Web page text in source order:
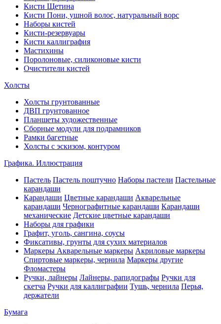
Кисти Щетина
Кисти Пони, ушной волос, натуральный ворс
Наборы кистей
Кисти-резервуары
Кисти каллиграфия
Мастихины
Поролоновые, силиконовые кисти
Очистители кистей
Холсты
Холсты грунтованные
ДВП грунтованное
Планшеты художественные
Сборные модули для подрамников
Рамки багетные
Холсты c эскизом, контуром
Графика. Иллюстрация
Пастель Пастель поштучно Наборы пастели Пастельные
карандаши
Карандаши Цветные карандаши Акварельные
карандаши Чернографитные карандаши Карандаши
механические Детские цветные карандаши
Наборы для графики
Графит, уголь, сангина, соусы
Фиксативы, грунты для сухих материалов
Маркеры Акварельные маркеры Акриловые маркеры
Спиртовые маркеры, чернила Маркеры другие
Фломастеры
Ручки, лайнеры Лайнеры, рапидографы Ручки для
скетча Ручки для каллиграфии Тушь, чернила Перья,
держатели
Бумага